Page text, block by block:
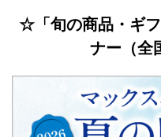
☆「旬の商品・ギ
ナー（全